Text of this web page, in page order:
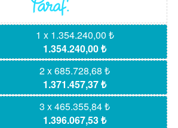
1 x 1.354.240,00 ₺
1.354.240,00 ₺
2 x 685.728,68 ₺
1.371.457,37 ₺
3 x 465.355,84 ₺
1.396.067,53 ₺